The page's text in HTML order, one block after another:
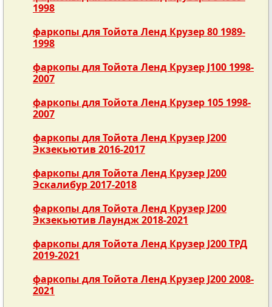
1998
фаркопы для Тойота Ленд Крузер 80 1989-
1998
фаркопы для Тойота Ленд Крузер J100 1998-
2007
фаркопы для Тойота Ленд Крузер 105 1998-
2007
фаркопы для Тойота Ленд Крузер J200
Экзекьютив 2016-2017
фаркопы для Тойота Ленд Крузер J200
Эскалибур 2017-2018
фаркопы для Тойота Ленд Крузер J200
Экзекьютив Лаундж 2018-2021
фаркопы для Тойота Ленд Крузер J200 ТРД
2019-2021
фаркопы для Тойота Ленд Крузер J200 2008-
2021